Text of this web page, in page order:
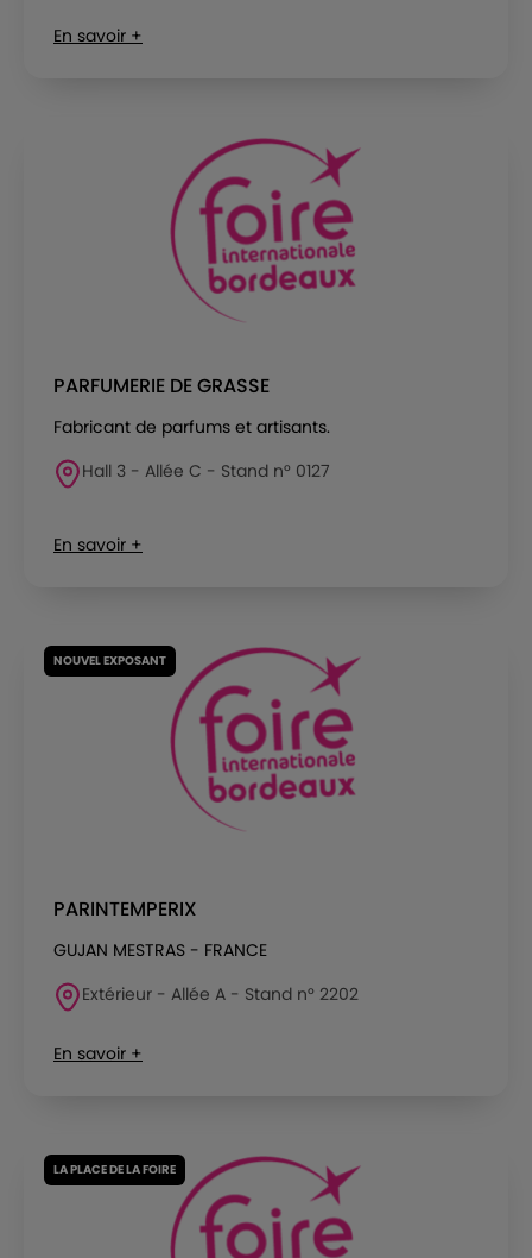
En savoir +
PARFUMERIE DE GRASSE
Fabricant de parfums et artisants.
Hall 3 - Allée C - Stand n° 0127
En savoir +
NOUVEL EXPOSANT
PARINTEMPERIX
GUJAN MESTRAS - FRANCE
Extérieur - Allée A - Stand n° 2202
En savoir +
LA PLACE DE LA FOIRE